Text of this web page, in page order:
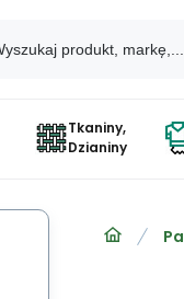
Tkaniny,
Dzianiny